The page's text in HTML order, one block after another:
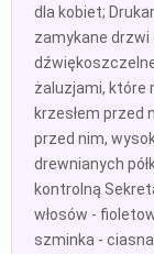
dla kobiet;
zamykane drzwi
żaluzjami, które
krzesłem przed
przed nim,
drewnianych
kontrolną
włosów -
szminka -